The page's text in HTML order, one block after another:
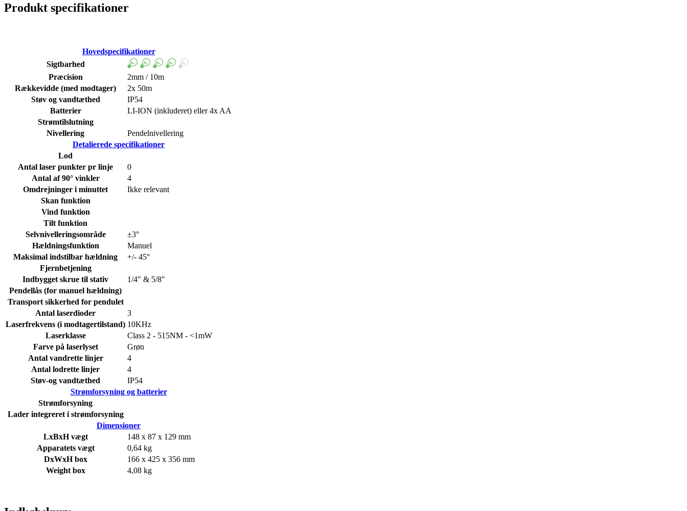
Produkt specifikationer
Hovedspecifikationer
Sigtbarhed
Præcision
2mm / 10m
Rækkevidde (med modtager)
2x 50m
Støv og vandtæthed
IP54
Batterier
LI-ION (inkluderet) eller 4x AA
Strømtilslutning
Nivellering
Pendelnivellering
Detalierede specifikationer
Lod
Antal laser punkter pr linje
0
Antal af 90° vinkler
4
Omdrejninger i minuttet
Ikke relevant
Skan funktion
Vind funktion
Tilt funktion
Selvnivelleringsområde
±3°
Hældningsfunktion
Manuel
Maksimal indstilbar hældning
+/- 45°
Fjernbetjening
Indbygget skrue til stativ
1/4" & 5/8"
Pendellås (for manuel hældning)
Transport sikkerhed for pendulet
Antal laserdioder
3
Laserfrekvens (i modtagertilstand) 10KHz
Laserklasse
Class 2 - 515NM - <1mW
Farve på laserlyset
Grøn
Antal vandrette linjer
4
Antal lodrette linjer
4
Støv-og vandtæthed
IP54
Strømforsyning og batterier
Strømforsyning
Lader integreret i strømforsyning
Dimensioner
LxBxH vægt
148 x 87 x 129 mm
Apparatets vægt
0,64 kg
DxWxH box
166 x 425 x 356 mm
Weight box
4,08 kg